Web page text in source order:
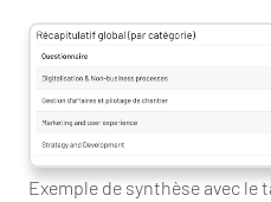
Exemple de synthèse avec le